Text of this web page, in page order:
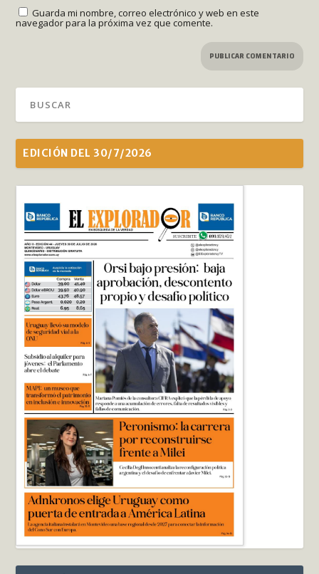
Guarda mi nombre, correo electrónico y web en este
navegador para la próxima vez que comente.
EDICIÓN DEL 30/7/2026